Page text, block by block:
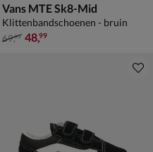
Vans MTE Sk8-Mid
Klittenbandschoenen - bruin
van € 69,99 voor € 48,99
69,99 48,99